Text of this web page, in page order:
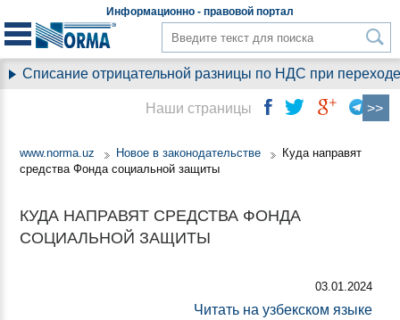
Информационно - правовой портал
Списание отрицательной разницы по НДС при переходе
www.norma.uz Новое в законодательстве
Куда направят
средства Фонда социальной защиты
КУДА НАПРАВЯТ СРЕДСТВА ФОНДА
СОЦИАЛЬНОЙ ЗАЩИТЫ
03.01.2024
Читать на узбекском языке
Наши страницы